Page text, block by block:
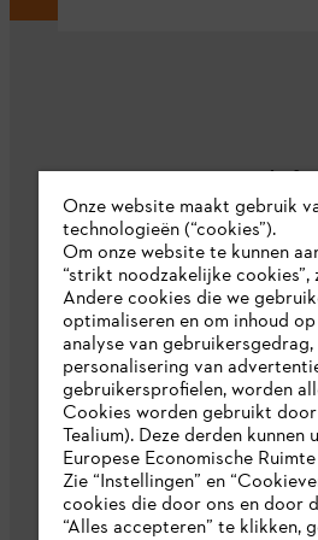
Bedrijf
Over ons
Pers
Werken
STIHL
Catalogus
Onze website maakt gebruik
technologieën (“cookies”).
Om onze website te kunnen
“strikt noodzakelijke
Andere cookies die we
optimaliseren en om inhoud
analyse van
personalisering van
gebruikersprofielen, worden
Cookies worden gebruikt
Tealium). Deze derden
Europese Economische
Zie “Instellingen” en
cookies die door ons en door
“Alles accepteren” te klikken,